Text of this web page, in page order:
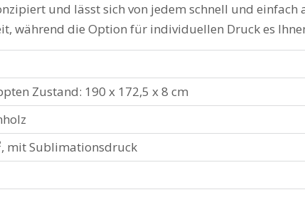
und lässt sich von jedem schnell und
während die Option für individuellen Druck es
Zustand: 190 x 172,5 x 8 cm
mit Sublimationsdruck